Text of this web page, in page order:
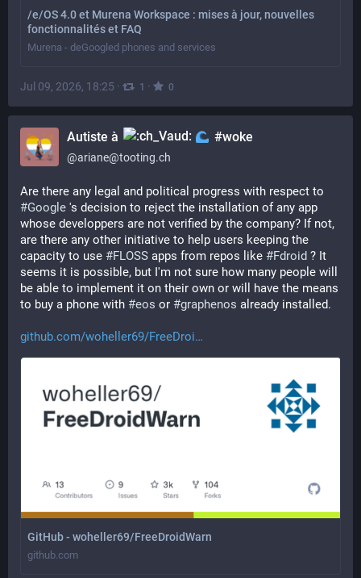
/e/OS 4.0 et Murena Workspace : mises à jour, nouvelles
fonctionnalités et FAQ
Murena - deGoogled phones and services
Jul 09, 2026, 18:25 · 1 · 0
Autiste à #woke
@ariane@tooting.ch
#Google 's decision to reject the installation of any app
whose developpers are not verified by the company? If not,
are there any other initiative to help users keeping the
capacity to use #FLOSS apps from repos like #Fdroid ? It
seems it is possible, but I'm not sure how many people will
be able to implement it on their own or will have the means
to buy a phone with #eos or #graphenos already installed.
github.com/woheller69/FreeDroi
GitHub - woheller69/FreeDroidWarn
github.com